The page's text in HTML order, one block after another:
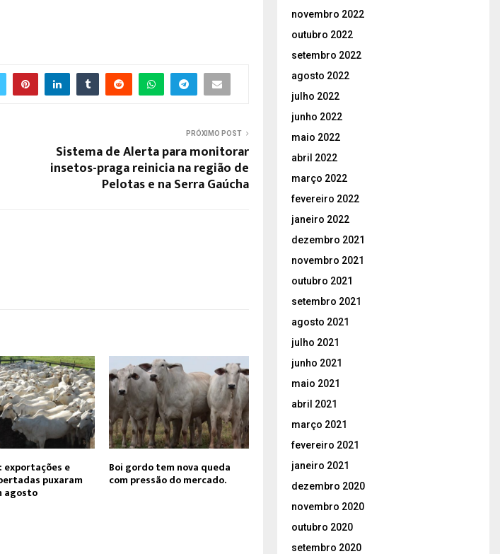
PRÓXIMO POST
Sistema de Alerta para monitorar
insetos-praga reinicia na região de
Pelotas e na Serra Gaúcha
exportações e
puxaram
agosto
Boi gordo tem nova queda
com pressão do mercado.
novembro 2022
outubro 2022
setembro 2022
agosto 2022
julho 2022
junho 2022
maio 2022
abril 2022
março 2022
fevereiro 2022
janeiro 2022
dezembro 2021
novembro 2021
outubro 2021
setembro 2021
agosto 2021
julho 2021
junho 2021
maio 2021
abril 2021
março 2021
fevereiro 2021
janeiro 2021
dezembro 2020
novembro 2020
outubro 2020
setembro 2020